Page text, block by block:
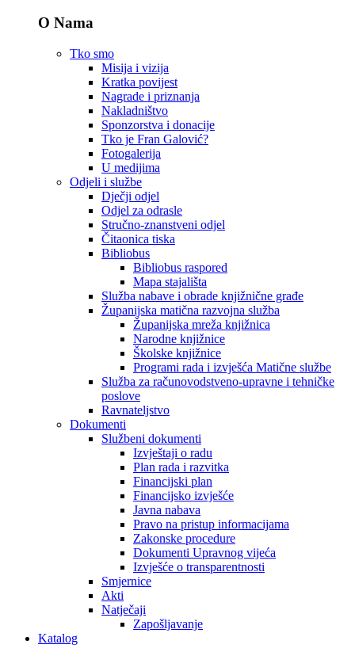
O Nama
Tko smo
Misija i vizija
Kratka povijest
Nagrade i priznanja
Nakladništvo
Sponzorstva i donacije
Tko je Fran Galović?
Fotogalerija
U medijima
Odjeli i službe
Dječji odjel
Odjel za odrasle
Stručno-znanstveni odjel
Čitaonica tiska
Bibliobus
Bibliobus raspored
Mapa stajališta
Služba nabave i obrade knjižnične građe
Županijska matična razvojna služba
Županijska mreža knjižnica
Narodne knjižnice
Školske knjižnice
Programi rada i izvješća Matične službe
Služba za računovodstveno-upravne i tehničke
poslove
Ravnateljstvo
Dokumenti
Službeni dokumenti
Izvještaji o radu
Plan rada i razvitka
Financijski plan
Financijsko izvješće
Javna nabava
Pravo na pristup informacijama
Zakonske procedure
Dokumenti Upravnog vijeća
Izvješće o transparentnosti
Smjernice
Akti
Natječaji
Zapošljavanje
Katalog